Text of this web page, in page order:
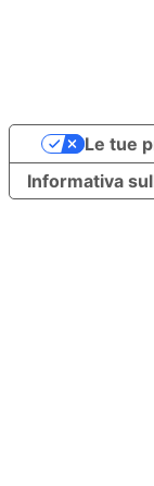
Informativa
Le tue